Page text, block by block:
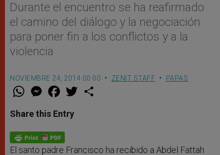
Durante el encuentro se ha reafirmado
el camino del diálogo y la negociación
para poner fin a los conflictos y a la
violencia
NOVIEMBRE 24, 2014 00:00 ZENIT STAFF PAPAS
W
t
s
p
p
M
e
s
e
g
e
r
F
a
e
b
o
k
w
Share this Entry
El santo padre Francisco ha recibido a Abdel Fattah